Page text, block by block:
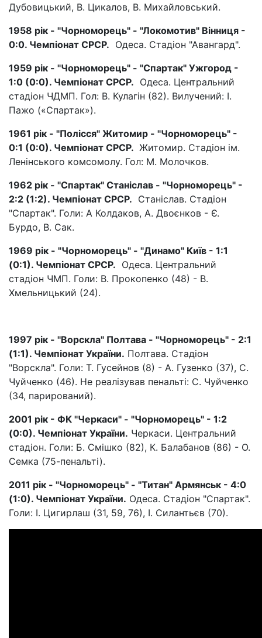
Дубовицький, В. Цикалов, В. Михайловський.
1958 рік - "Чорноморець" - "Локомотив" Вінниця -
0:0. Чемпіонат СРСР. Одеса. Стадіон "Авангард".
1959 рік - "Чорноморець" - "Спартак" Ужгород -
1:0 (0:0). Чемпіонат СРСР. Одеса. Центральний
стадіон ЧДМП. Гол: В. Кулагін (82). Вилучений: І.
Пажо («Спартак»).
1961 рік - "Полісся" Житомир - "Чорноморець" -
0:1 (0:0). Чемпіонат СРСР. Житомир. Стадіон ім.
Ленінського комсомолу. Гол: М. Молочков.
1962 рік - "Спартак" Станіслав - "Чорноморець" -
2:2 (1:2). Чемпіонат СРСР. Станіслав. Стадіон
"Спартак". Голи: А Колдаков, А. Двоєнков - Є.
Бурдо, В. Сак.
1969 рік - "Чорноморець" - "Динамо" Київ - 1:1
(0:1). Чемпіонат СРСР. Одеса. Центральний
стадіон ЧМП. Голи: В. Прокопенко (48) - В.
Хмельницький (24).
1997 рік - "Ворскла" Полтава - "Чорноморець" - 2:1
(1:1). Чемпіонат України. Полтава. Стадіон
"Ворскла". Голи: Т. Гусейнов (8) - А. Гузенко (37), С.
Чуйченко (46). Не реалізував пенальті: С. Чуйченко
(34, парирований).
2001 рік - ФК "Черкаси" - "Чорноморець" - 1:2
(0:0). Чемпіонат України. Черкаси. Центральний
стадіон. Голи: Б. Смішко (82), К. Балабанов (86) - О.
Семка (75-пенальті).
2011 рік - "Чорноморець" - "Титан" Армянськ - 4:0
(1:0). Чемпіонат України. Одеса. Стадіон "Спартак".
Голи: І. Цигирлаш (31, 59, 76), І. Силантьєв (70).